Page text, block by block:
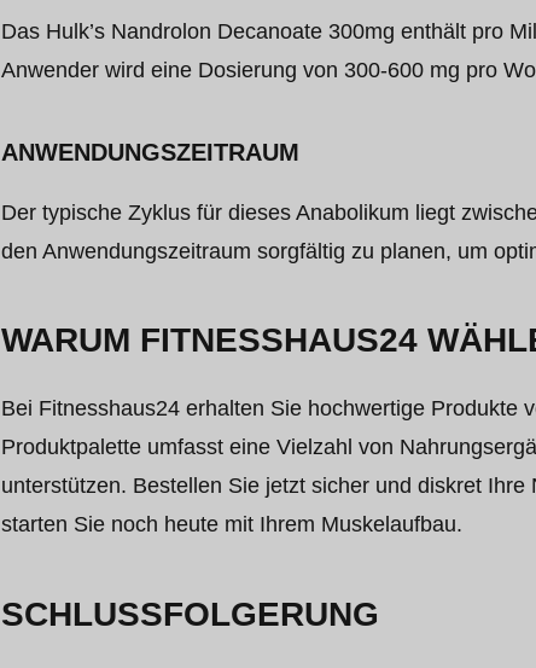
Das Hulk’s Nandrolon Decanoate 300mg enthält pro
Anwender wird eine Dosierung von 300-600 mg pro
ANWENDUNGSZEITRAUM
Der typische Zyklus für dieses Anabolikum liegt
den Anwendungszeitraum sorgfältig zu planen, um
WARUM FITNESSHAUS24
Bei Fitnesshaus24 erhalten Sie hochwertige Produkte
Produktpalette umfasst eine Vielzahl von
unterstützen. Bestellen Sie jetzt sicher und diskret
starten Sie noch heute mit Ihrem Muskelaufbau.
SCHLUSSFOLGERUNG